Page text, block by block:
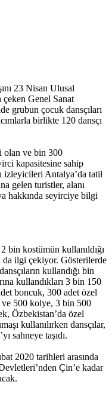
23 Nisan Ulusal
çeken Genel Sanat
grubun çocuk dansçıları
birlikte 120 dansçı
olan ve bin 300
kapasitesine sahip
izleyicileri Antalya’da tatil
gelen turistler, alanı
hakkında seyirciye bilgi
bin kostümün kullanıldığı
da ilgi çekiyor. Gösterilerde
kullandığı bin
kullandıkları 3 bin 150
boncuk, 300 adet özel
ve 500 kolye, 3 bin 500
Özbekistan’da özel
kullanılırken dansçılar,
sahneye taşıdı.
2020 tarihleri arasında
Çin’e kadar